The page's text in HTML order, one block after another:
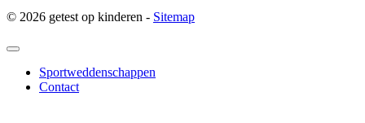
© 2026 getest op kinderen - Sitemap
Sportweddenschappen
Contact